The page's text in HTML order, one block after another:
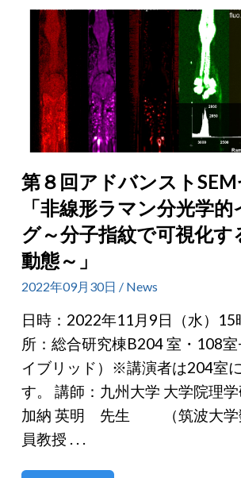
第８回アドバンスト
「非線形ラマン分光学
グ～分子指紋で可視化す
動態～」
2022年09月30日 / News
日時：2022年11月9日（水）15
所：総合研究棟B204 室・108
イブリッド）※講演者は204室
す。 講師：九州大学 大学院理
加納 英明 先生 （筑波大学
員教授 . . .